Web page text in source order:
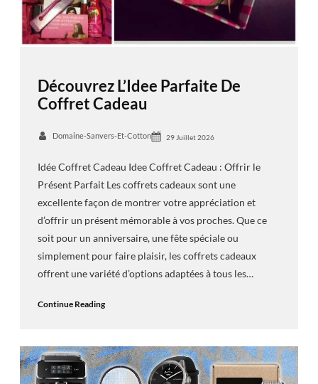
Découvrez L’Idee Parfaite De
Coffret Cadeau
Domaine-Sanvers-Et-Cotton 29 Juillet 2026
Idée Coffret Cadeau Idee Coffret Cadeau : Offrir le
Présent Parfait Les coffrets cadeaux sont une
excellente façon de montrer votre appréciation et
d’offrir un présent mémorable à vos proches. Que ce
soit pour un anniversaire, une fête spéciale ou
simplement pour faire plaisir, les coffrets cadeaux
offrent une variété d’options adaptées à tous les…
Continue Reading